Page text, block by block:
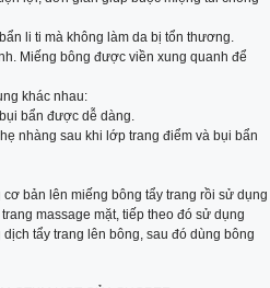
li ti mà không làm da bị tổn thương.
Miếng bông được viền xung quanh để
khác nhau:
bẩn được dễ dàng.
nhàng sau khi lớp trang điểm và bụi bẩn
bản lên miếng bông tẩy trang rồi sử dụng
massage mặt, tiếp theo đó sử dụng
tẩy trang lên bông, sau đó dùng bông